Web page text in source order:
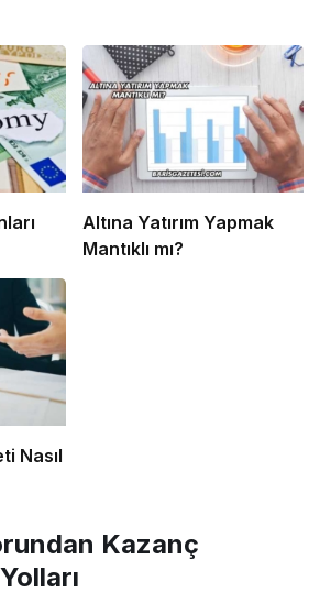
Altına Yatırım Yapmak
Mantıklı mı?
Nasıl
Kazanç